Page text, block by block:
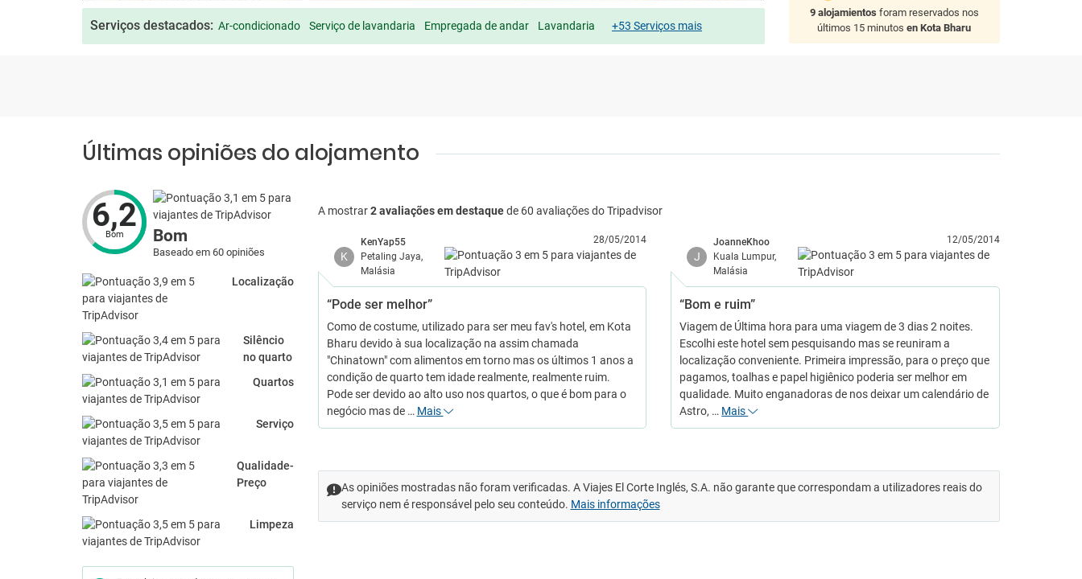
Serviços destacados: Ar-condicionado Serviço de lavandaria Empregada de andar Lavandaria +53 Serviços mais
9 alojamientos foram reservados nos
últimos 15 minutosen Kota Bharu
Últimas opiniões do alojamento
6,2
Bom Bom
Baseado em 60 opiniões
Localização
Silêncio
no quarto
Quartos
Serviço
Qualidade-
Preço
Limpeza
A mostrar2 avaliações em destaquede 60 avaliações do Tripadvisor
K
KenYap55
Petaling Jaya,
Malásia
28/05/2014
“Pode ser melhor”
Como de costume, utilizado para ser meu fav's hotel, em Kota
Bharu devido à sua localização na assim chamada
"Chinatown" com alimentos em torno mas os últimos 1 anos a
condição de quarto tem idade realmente, realmente ruim.
Pode ser devido ao alto uso nos quartos, o que é bom para o
negócio mas de … Mais
J
JoanneKhoo
Kuala Lumpur,
Malásia
12/05/2014
“Bom e ruim”
Viagem de Última hora para uma viagem de 3 dias 2 noites.
Escolhi este hotel sem pesquisando mas se reuniram a
localização conveniente. Primeira impressão, para o preço que
pagamos, toalhas e papel higiênico poderia ser melhor em
qualidade. Muito enganadoras de nos deixar um calendário de
Astro, … Mais
As opiniões mostradas não foram verificadas. A Viajes El Corte Inglés, S.A. não garante que correspondam a utilizadores reais do
serviço nem é responsável pelo seu conteúdo. Mais informações